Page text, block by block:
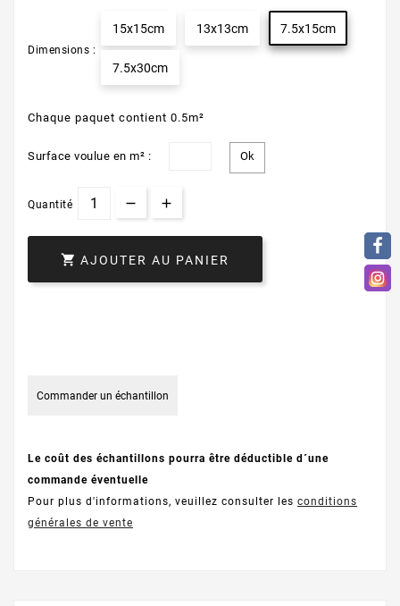
Dimensions :
15x15cm 13x13cm 7.5x15cm
7.5x30cm
Chaque paquet contient 0.5m²
Surface voulue en m² :
Quantité
 AJOUTER AU PANIER
Commander un échantillon
Le coût des échantillons pourra être déductible d´une
commande éventuelle
Pour plus d'informations, veuillez consulter les conditions
générales de vente